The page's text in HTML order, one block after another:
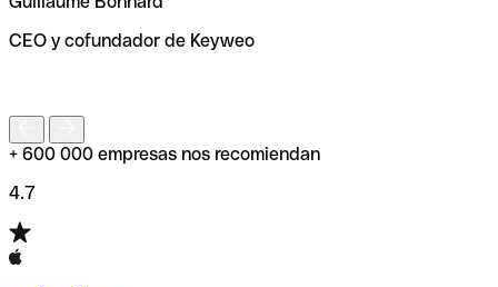
de enviar tu transferencia.
CEO y cofundador de Keyweo
+ 600 000 empresas nos recomiendan
4.7